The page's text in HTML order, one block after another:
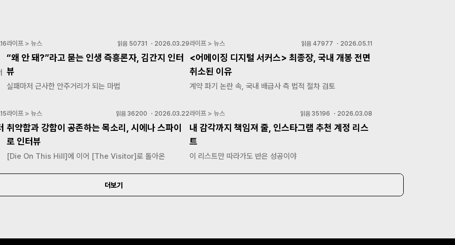
라이프 > 뉴스 읽음 50731 ・ 2026.03.29
“왜 안 돼?”라고 묻는 인생 즉흥론자, 김간지 인터
뷰
실패마저 근사한 안주거리가 되는 마법
라이프 > 뉴스 읽음 47977 ・ 2026.05.11
<어메이징 디지털 서커스> 최종장, 국내 개봉 전면
취소된 이유
계약 파기 논란 속, 국내 배급사 측 법적 절차 검토
라이프 > 뉴스 읽음 36200 ・ 2026.03.22
취약함과 강함이 공존하는 목소리, 시에나 스파이
로 인터뷰
[Die On This Hill]에 이어 [The Visitor]로 돌아온
라이프 > 뉴스 읽음 35196 ・ 2026.03.08
내 감각까지 책임져 줄, 인스타그램 추천 계정 리스
트
이 리스트만 따라가도 반은 성공이야
더보기